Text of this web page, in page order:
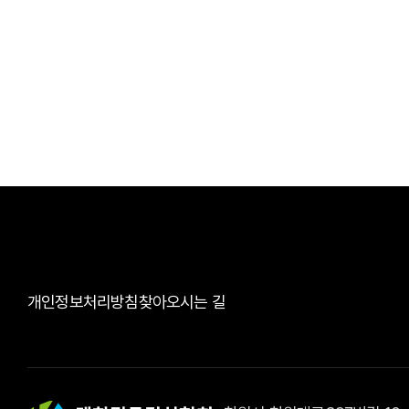
개인정보처리방침찾아오시는 길